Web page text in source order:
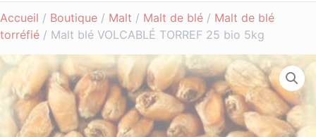
Accueil / Boutique / Malt / Malt de blé / Malt de blé
torréfié / Malt blé VOLCABLÉ TORREF 25 bio 5kg